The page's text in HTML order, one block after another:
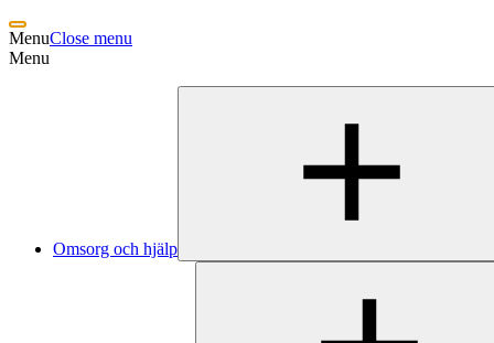
MenuClose menu
Menu
Omsorg och hjälp